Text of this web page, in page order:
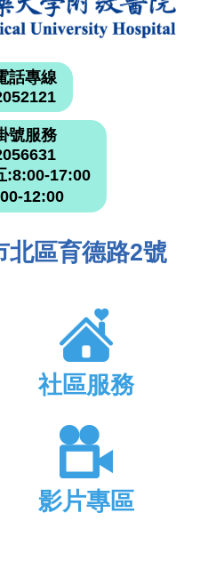
話專線
號服務
:8:00-17:00
12:00
北區育德路2號
社區服務
影片專區